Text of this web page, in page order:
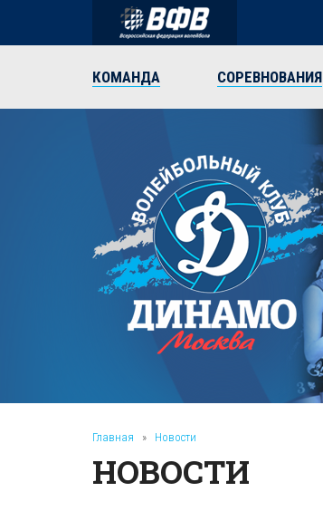
КОМАНДА СОРЕВНОВАНИЯ
Главная » Новости
НОВОСТИ